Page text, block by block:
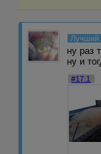
Лучший
ну раз
ну и
#17.1